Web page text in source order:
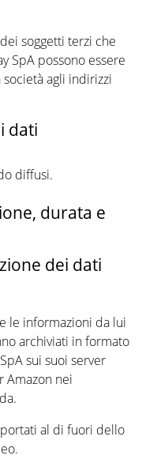
soggetti terzi che
SpA possono essere
agli indirizzi
dati
diffusi.
durata e
dei dati
le informazioni da lui
archiviati in formato
sui suoi server
Amazon nei
al di fuori dello